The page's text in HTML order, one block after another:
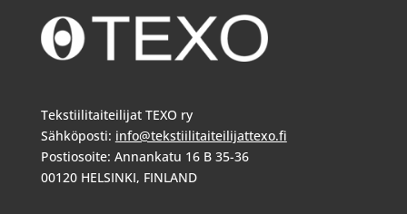
Tekstiilitaiteilijat TEXO ry
Sähköposti: info@tekstiilitaiteilijattexo.fi
Postiosoite: Annankatu 16 B 35-36
00120 HELSINKI, FINLAND